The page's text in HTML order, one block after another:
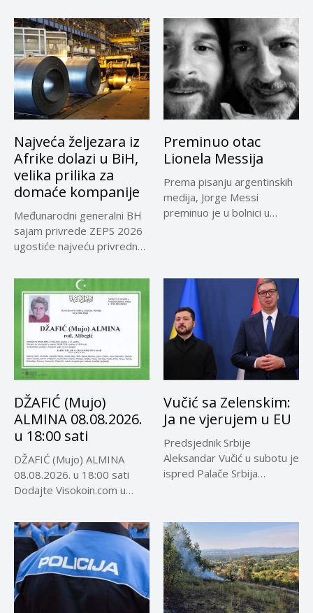
Najveća željezara iz
Afrike dolazi u BiH,
velika prilika za
domaće kompanije
Međunarodni generalni BH
sajam privrede ZEPS 2026
ugostiće najveću privrednu
Preminuo otac
Lionela Messija
Prema pisanju argentinskih
medija, Jorge Messi
preminuo je u bolnici u
DŽAFIĆ (Mujo)
ALMINA 08.08.2026.
u 18:00 sati
DŽAFIĆ (Mujo) ALMINA
08.08.2026. u 18:00 sati
Dodajte Visokoin.com u
Vučić sa Zelenskim:
Ja ne vjerujem u EU
Predsjednik Srbije
Aleksandar Vučić u subotu je
ispred Palače Srbija